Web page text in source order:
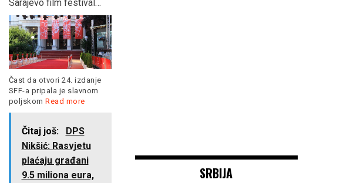
Sarajevo film festival…
Čast da otvori 24. izdanje
SFF-a pripala je slavnom
poljskom Read more
Čitaj još:
DPS
Nikšić: Rasvjetu
plaćaju građani
9.5 miliona eura,
SRBIJA